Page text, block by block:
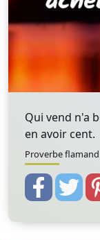
Qui vend n'a
en avoir cent.
Proverbe flamand